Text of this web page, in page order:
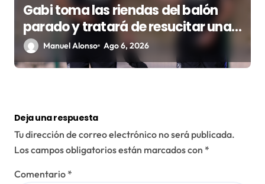
Gabi toma las riendas del balón
parado y tratará de resucitar una
faceta que Simeone desea
recuperar
Manuel Alonso Ago 6, 2026
Deja una respuesta
Tu dirección de correo electrónico no será publicada.
Los campos obligatorios están marcados con *
Comentario *